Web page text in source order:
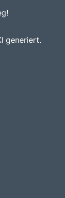
generiert.